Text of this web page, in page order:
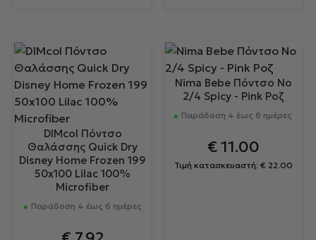
DIMcol Πόντσο
Θαλάσσης Quick Dry
Disney Home Frozen 199
50x100 Lilac 100%
Microfiber
Παράδοση 4 έως 6 ημέρες
Nima Bebe Πόντσο No
2/4 Spicy - Pink Ροζ
Παράδοση 4 έως 6 ημέρες
€11.00
Τιμή κατασκευαστή: € 22.00